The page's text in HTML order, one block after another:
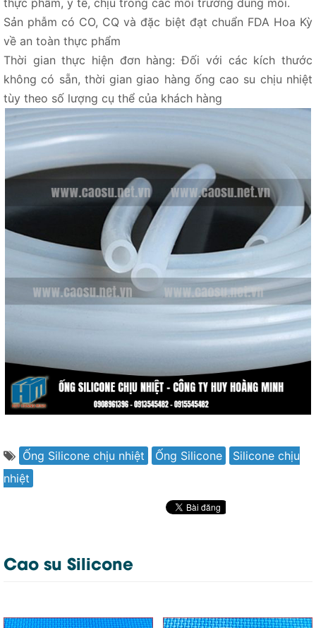
thực phẩm, y tế, chịu trong các môi trường dung môi.
Sản phẫm có CO, CQ và đặc biệt đạt chuẩn FDA Hoa Kỳ
về an toàn thực phẩm
Thời gian thực hiện đơn hàng: Đối với các kích thước
không có sẵn, thời gian giao hàng ống cao su chịu nhiệt
tùy theo số lượng cụ thể của khách hàng
Ống Silicone chịu nhiệt Ống Silicone
Silicone chịu
nhiệt
Cao su Silicone